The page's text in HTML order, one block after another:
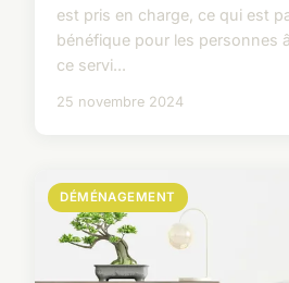
est pris en charge, ce qui est
bénéfique pour les personnes
ce servi...
25 novembre 2024
DÉMÉNAGEMENT